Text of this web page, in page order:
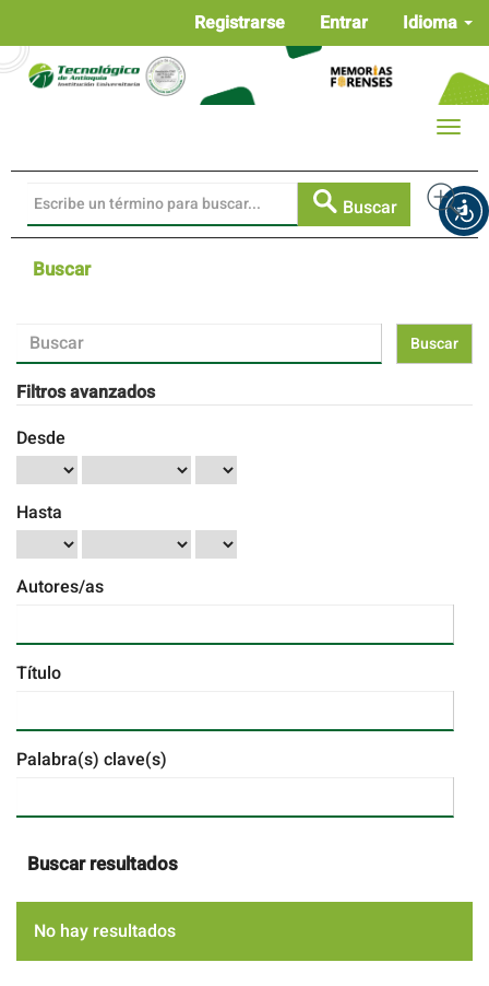
Contenido
principal
Idioma
Registrarse Entrar
Buscar
Toggle
Buscar
Buscar
artículos
por
Filtros avanzados
Desde
Hasta
Autores/as
Título
Palabra(s) clave(s)
Buscar resultados
No hay resultados